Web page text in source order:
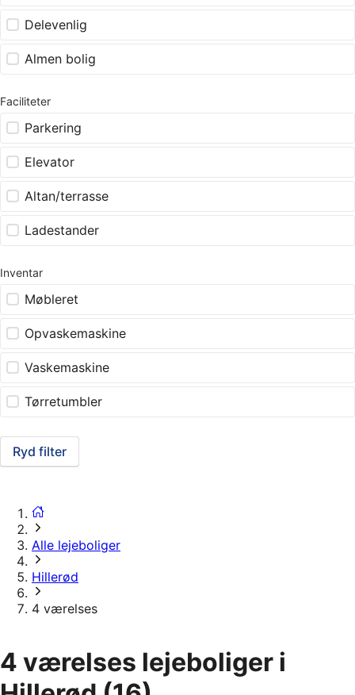
Delevenlig
Almen bolig
Faciliteter
Parkering
Elevator
Altan/terrasse
Ladestander
Inventar
Møbleret
Opvaskemaskine
Vaskemaskine
Tørretumbler
Ryd filter
Alle lejeboliger
Hillerød
4 værelses
4 værelses lejeboliger i